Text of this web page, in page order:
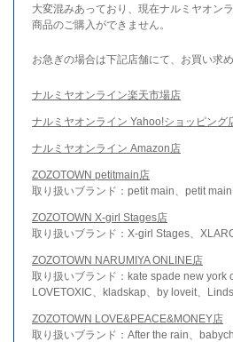
大変混みあっており、現在ナルミヤオン
商品のご購入ができません。
お急ぎの場合は下記店舗にて、お買い求め
ナルミヤオンライン楽天市場店
ナルミヤオンライン Yahoo!ショッピング
ナルミヤオンライン Amazon店
ZOZOTOWN petitmain店
取り扱いブランド：petit main、petit
ZOZOTOWN X-girl Stages店
取り扱いブランド：X-girl Stages、
ZOZOTOWN NARUMIYA ONLINE店
取り扱いブランド：kate spade new york
LOVETOXIC、kladskap、by loveit、
ZOZOTOWN LOVE&PEACE&MONEY店
取り扱いブランド：After the rain、